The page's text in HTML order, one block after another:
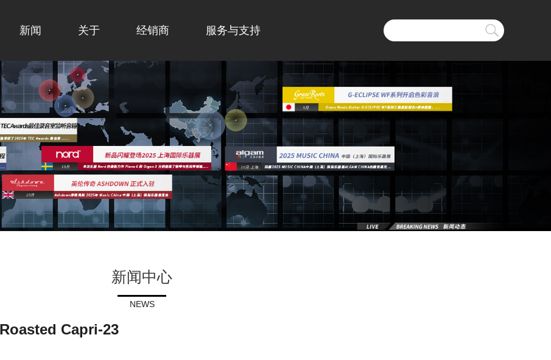
新闻 关于 经销商 服务与支持
新闻中心
NEWS
Capri-23